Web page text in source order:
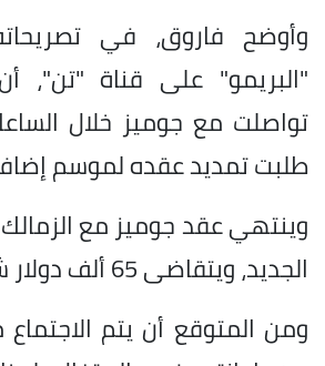
وأوضح فاروق، في
"البريمو" على قناة "تن"،
تواصلت مع جوميز خلال
طلبت تمديد عقده لموسم
وينتهي عقد جوميز مع
الجديد، ويتقاضى 65 ألف دولار شهريًا.
ومن المتوقع أن يتم